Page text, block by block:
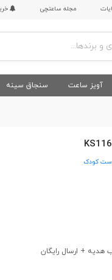
مجله ساعتچی
آویز ساعت سنجاق سینه
ست کودک
+ ارسال رایگان